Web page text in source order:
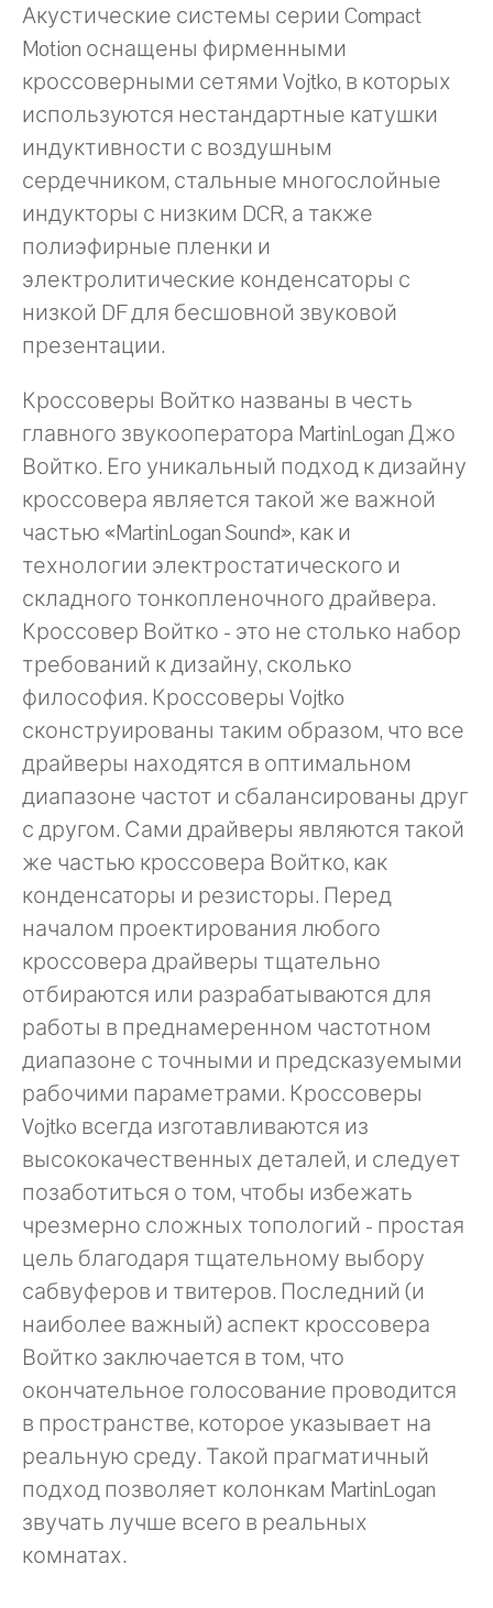
Акустические системы серии Compact
Motion оснащены фирменными
кроссоверными сетями Vojtko, в которых
используются нестандартные катушки
индуктивности с воздушным
сердечником, стальные многослойные
индукторы с низким DCR, а также
полиэфирные пленки и
электролитические конденсаторы с
низкой DF для бесшовной звуковой
презентации.
Кроссоверы Войтко названы в честь
главного звукооператора MartinLogan Джо
Войтко. Его уникальный подход к дизайну
кроссовера является такой же важной
частью «MartinLogan Sound», как и
технологии электростатического и
складного тонкопленочного драйвера.
Кроссовер Войтко - это не столько набор
требований к дизайну, сколько
философия. Кроссоверы Vojtko
сконструированы таким образом, что все
драйверы находятся в оптимальном
диапазоне частот и сбалансированы друг
с другом. Сами драйверы являются такой
же частью кроссовера Войтко, как
конденсаторы и резисторы. Перед
началом проектирования любого
кроссовера драйверы тщательно
отбираются или разрабатываются для
работы в преднамеренном частотном
диапазоне с точными и предсказуемыми
рабочими параметрами. Кроссоверы
Vojtko всегда изготавливаются из
высококачественных деталей, и следует
позаботиться о том, чтобы избежать
чрезмерно сложных топологий - простая
цель благодаря тщательному выбору
сабвуферов и твитеров. Последний (и
наиболее важный) аспект кроссовера
Войтко заключается в том, что
окончательное голосование проводится
в пространстве, которое указывает на
реальную среду. Такой прагматичный
подход позволяет колонкам MartinLogan
звучать лучше всего в реальных
комнатах.